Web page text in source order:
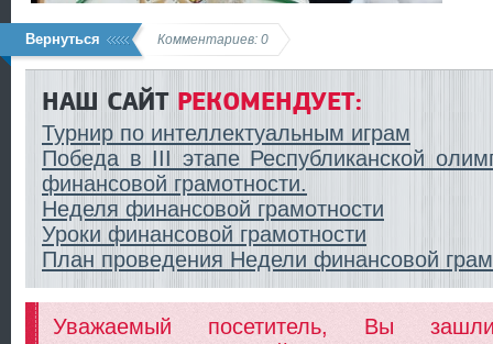
Вернуться Комментариев: 0
НАШ САЙТРЕКОМЕНДУЕТ:
Турнир по интеллектуальным играм
Победа в III этапе Республиканской
финансовой грамотности.
Неделя финансовой грамотности
Уроки финансовой грамотности
План проведения Недели финансовой
Уважаемый посетитель, Вы